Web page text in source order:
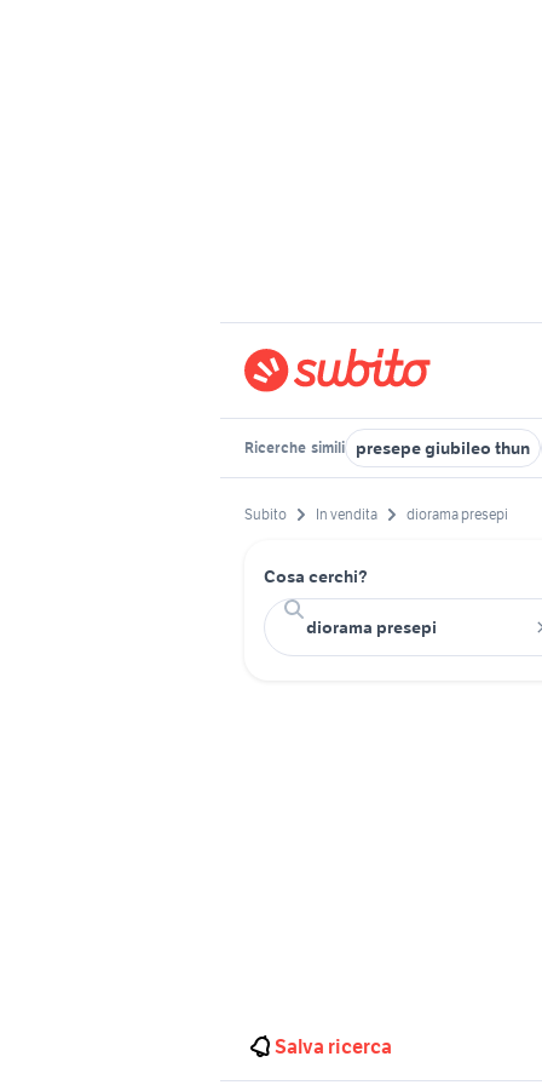
Ricerche simili presepe giubileo thun
Subito In vendita diorama presepi
Cosa cerchi?
Salva ricerca